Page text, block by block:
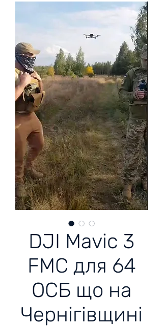
DJI Mavic 3
FMC для 64
ОСБ що на
Чернігівщині